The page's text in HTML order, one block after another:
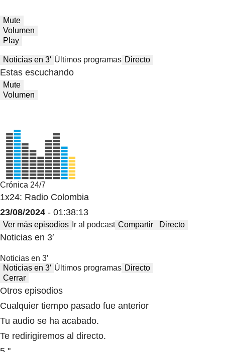
Mute
Volumen
Play
Noticias en 3′ Últimos programas Directo
Estas escuchando
Mute
Volumen
Crónica 24/7
1x24: Radio Colombia
23/08/2024 - 01:38:13
Ver más episodios Ir al podcast Compartir Directo
Noticias en 3′
Noticias en 3′
Noticias en 3′ Últimos programas Directo
Cerrar
Otros episodios
Cualquier tiempo pasado fue anterior
Tu audio se ha acabado.
Te redirigiremos al directo.